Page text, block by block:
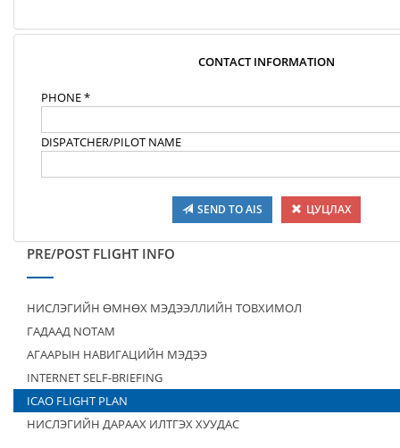
CONTACT INFORMATION
PHONE *
DISPATCHER/PILOT NAME
SEND TO AIS ЦУЦЛАХ
PRE/POST FLIGHT INFO
НИСЛЭГИЙН ӨМНӨХ МЭДЭЭЛЛИЙН ТОВХИМОЛ
ГАДААД NOTAM
АГААРЫН НАВИГАЦИЙН МЭДЭЭ
INTERNET SELF-BRIEFING
ICAO FLIGHT PLAN
НИСЛЭГИЙН ДАРААХ ИЛТГЭХ ХУУДАС